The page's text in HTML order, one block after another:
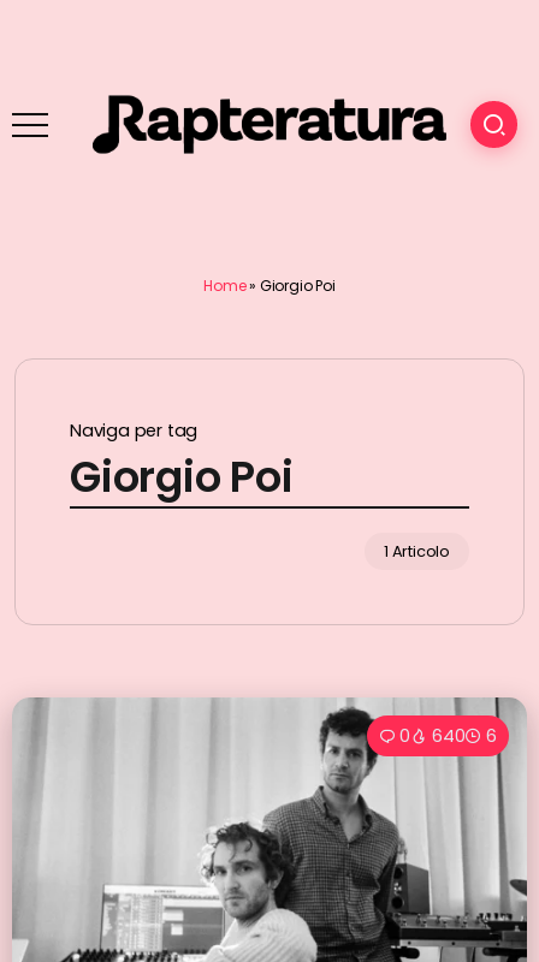
Home» Giorgio Poi
Naviga per tag
Giorgio Poi
1 Articolo
0 640 6